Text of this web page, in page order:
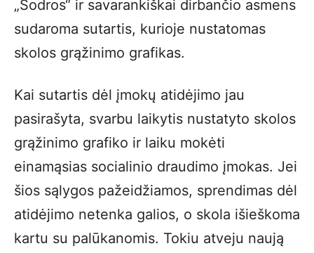
„Sodros“ ir savarankiškai dirbančio asmens
sudaroma sutartis, kurioje nustatomas
skolos grąžinimo grafikas.
Kai sutartis dėl įmokų atidėjimo jau
pasirašyta, svarbu laikytis nustatyto skolos
grąžinimo grafiko ir laiku mokėti
einamąsias socialinio draudimo įmokas. Jei
šios sąlygos pažeidžiamos, sprendimas dėl
atidėjimo netenka galios, o skola išieškoma
kartu su palūkanomis. Tokiu atveju naują